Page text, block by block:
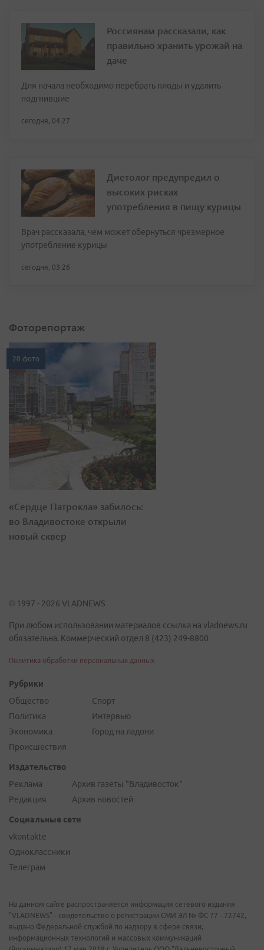
Россиянам рассказали, как
правильно хранить урожай на
даче
Для начала необходимо перебрать плоды и удалить
подгнившие
сегодня, 04:27
Диетолог предупредил о
высоких рисках
употребления в пищу курицы
Врач рассказала, чем может обернуться чрезмерное
употребление курицы
сегодня, 03:26
Фоторепортаж
20 фото
«Сердце Патрокла» забилось:
во Владивостоке открыли
новый сквер
© 1997 - 2026 VLADNEWS
При любом использовании материалов ссылка на vladnews.ru
обязательна. Коммерческий отдел 8 (423) 249-8800
Политика обработки персональных данных
Рубрики
Общество
Политика
Экономика
Происшествия
Спорт
Интервью
Город на ладони
Издательство
Реклама
Редакция
Архив газеты "Владивосток"
Архив новостей
Социальные сети
vkontakte
Одноклассники
Телеграм
На данном сайте распространяется информация сетевого издания
"VLADNEWS" - свидетельство о регистрации СМИ ЭЛ № ФС 77 - 72742,
выдано Федеральной службой по надзору в сфере связи,
информационных технологий и массовых коммуникаций